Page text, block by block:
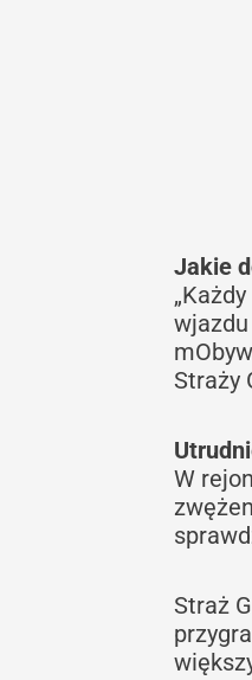
Jakie
Straży
W
Straż